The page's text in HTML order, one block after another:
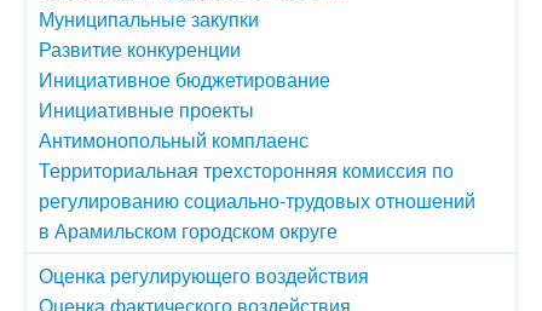
Муниципальные закупки
Развитие конкуренции
Инициативное бюджетирование
Инициативные проекты
Антимонопольный комплаенс
Территориальная трехсторонняя комиссия по
регулированию социально-трудовых отношений
в Арамильском городском округе
Оценка регулирующего воздействия
Оценка фактического воздействия